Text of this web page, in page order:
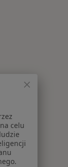
leczone
celu